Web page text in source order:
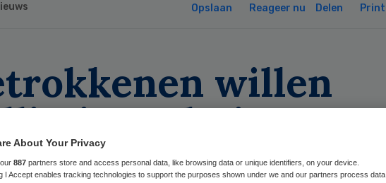
Opslaan Reageer nu Delen Print
willen
thuiszorg
invoeren
About Your Privacy
887 partners store and access personal data, like browsing data or unique identifiers, on your device.
I Accept enables tracking technologies to support the purposes shown under we and our partners process data